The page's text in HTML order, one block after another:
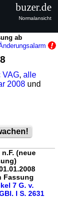
ab
VAG,alle
2008 und
n.F. (neue
Fassung
7 G. v.
I S. 2631
buzer.de
Normalansicht